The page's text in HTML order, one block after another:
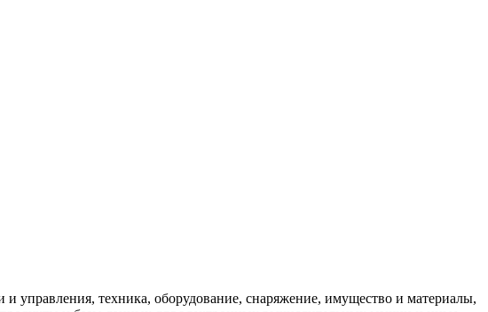
и управления, техника, оборудование, снаряжение, имущество и материалы,